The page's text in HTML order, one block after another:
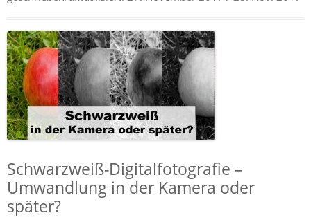
Schwarzweiß-Digitalfotografie –
Umwandlung in der Kamera oder
später?